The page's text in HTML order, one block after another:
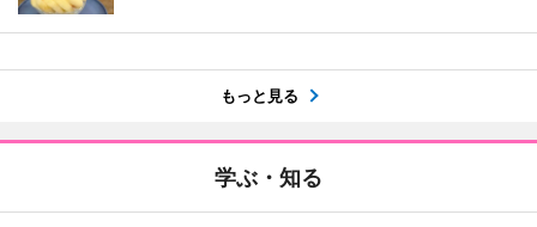
もっと見る
学ぶ・知る